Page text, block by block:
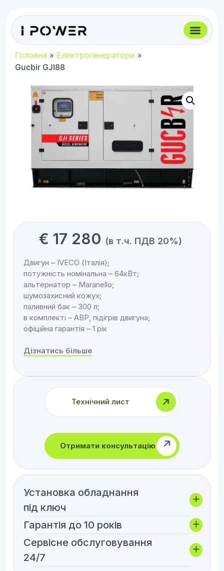
Головна » Електрогенератори »
Gucbir GJI88
€ 17 280 (в т.ч. ПДВ 20%)
Двигун – IVECO (Італія);
потужність номінальна – 64кВт;
альтернатор – Maranello;
шумозахисний кожух;
паливний бак – 300 л;
в комплекті – АВР, підігрів двигуна;
офіційна гарантія – 1 рік
Дізнатись більше
Технічний лист
Отримати консультацію
Установка обладнання
під ключ
Гарантія до 10 років
Сервісне обслуговування
24/7